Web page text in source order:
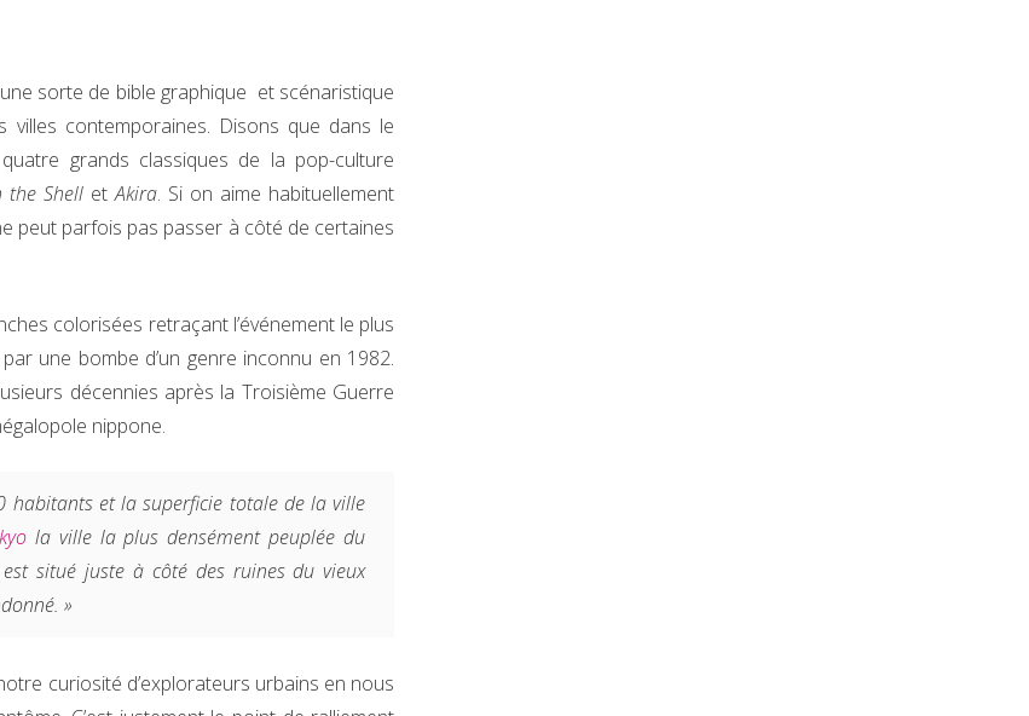
sorte de bible graphique et scénaristique
contemporaines. Disons que dans le
grands classiques de la pop-culture
the Shell etAkira. Si on aime habituellement
peut parfois pas passer à côté de certaines
colorisées retraçant l’événement le plus
une bombe d’un genre inconnu en 1982.
décennies après la Troisième Guerre
nippone.
habitants et la superficie totale de la ville
la ville la plus densément peuplée du
situé juste à côté des ruines du vieux
»
curiosité d’explorateurs urbains en nous